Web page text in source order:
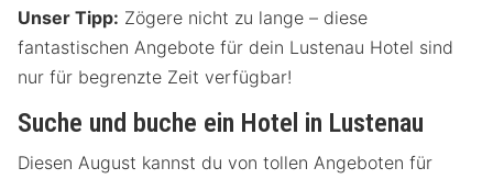
Unser Tipp: Zögere nicht zu lange – diese
fantastischen Angebote für dein Lustenau Hotel sind
nur für begrenzte Zeit verfügbar!
Suche und buche ein Hotel in Lustenau
Diesen August kannst du von tollen Angeboten für